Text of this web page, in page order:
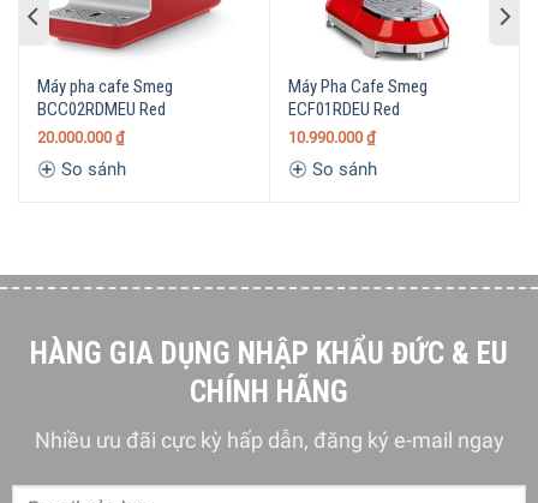
MODEL
CMS4604NR
MÁY
Tự Động Hoàn Toàn
CÔNG
SUẤT
1350W
DUNG
LOẠI CÀ
BẢNG
ĐIỀU
Màn hình cảm ứng TFT 4,3”
LIỆU
MÁY
Thép không gỉ
ÁP LỰC
15 bar
Máy pha cafe Smeg
BCC02RDMEU Red
20.000.000 ₫
So sánh
Máy Pha Cafe Smeg
ECF01RDEU Red
10.990.000 ₫
So sánh
HÀNG GIA DỤNG NHẬP KHẨU ĐỨC & EU
CHÍNH HÃNG
Nhiều ưu đãi cực kỳ hấp dẫn, đăng ký e-mail ngay